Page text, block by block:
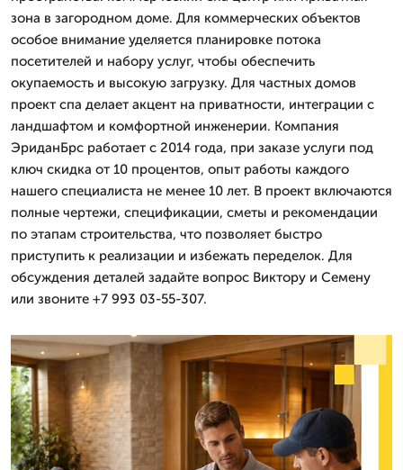
зона в загородном доме. Для коммерческих объектов
особое внимание уделяется планировке потока
посетителей и набору услуг, чтобы обеспечить
окупаемость и высокую загрузку. Для частных домов
проект спа делает акцент на приватности, интеграции с
ландшафтом и комфортной инженерии. Компания
ЭриданБрс работает с 2014 года, при заказе услуги под
ключ скидка от 10 процентов, опыт работы каждого
нашего специалиста не менее 10 лет. В проект включаются
полные чертежи, спецификации, сметы и рекомендации
по этапам строительства, что позволяет быстро
приступить к реализации и избежать переделок. Для
обсуждения деталей задайте вопрос Виктору и Семену
или звоните +7 993 03-55-307.